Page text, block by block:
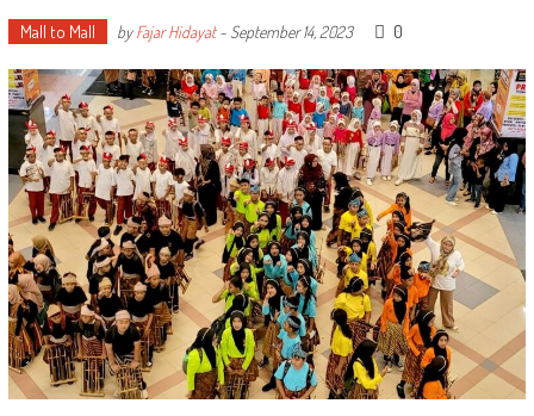
Mall to Mall byFajar Hidayat- September 14, 2023 0